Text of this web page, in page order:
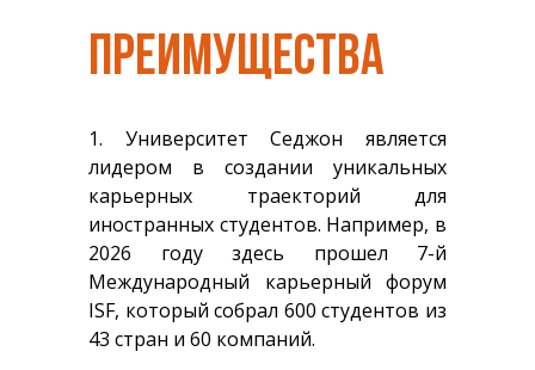
ПРЕИМУЩЕСТВА
1. Университет Седжон является
лидером в создании уникальных
карьерных траекторий для
иностранных студентов. Например, в
2026 году здесь прошел 7-й
Международный карьерный форум
ISF, который собрал 600 студентов из
43 стран и 60 компаний.